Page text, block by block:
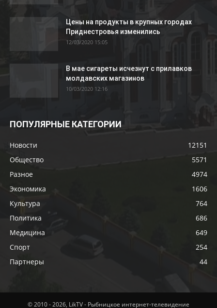
Цены на продукты в крупных городах
Приднестровья изменились
12/03/2020 15:05
В мае сигареты исчезнут с прилавков
молдавских магазинов
10/03/2020 12:16
ПОПУЛЯРНЫЕ КАТЕГОРИИ
Новости
12151
Общество
5571
Разное
4974
Экономика
1606
Культура
764
Политика
686
Медицина
649
Спорт
254
Партнеры
44
© 2010 - 2026, LikTV - Рыбницкое интернет-телевидение